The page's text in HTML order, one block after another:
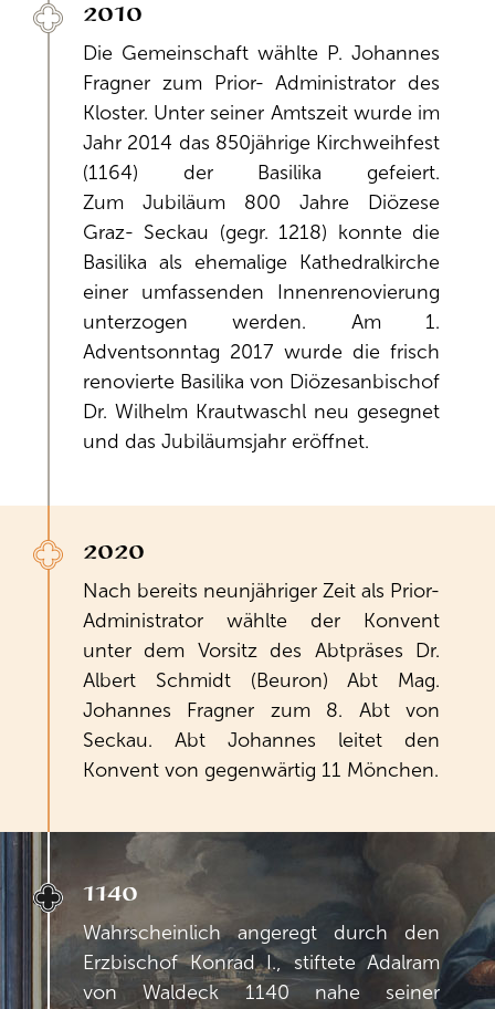
2010
Die Gemeinschaft wählte P. Johannes
Fragner zum Prior- Administrator des
Kloster. Unter seiner Amtszeit wurde im
Jahr 2014 das 850jährige Kirchweihfest
(1164) der Basilika gefeiert.
Zum Jubiläum 800 Jahre Diözese
Graz- Seckau (gegr. 1218) konnte die
Basilika als ehemalige Kathedralkirche
einer umfassenden Innenrenovierung
unterzogen werden. Am 1.
Adventsonntag 2017 wurde die frisch
renovierte Basilika von Diözesanbischof
Dr. Wilhelm Krautwaschl neu gesegnet
und das Jubiläumsjahr eröffnet.
2020
Nach bereits neunjähriger Zeit als Prior-
Administrator wählte der Konvent
unter dem Vorsitz des Abtpräses Dr.
Albert Schmidt (Beuron) Abt Mag.
Johannes Fragner zum 8. Abt von
Seckau. Abt Johannes leitet den
Konvent von gegenwärtig 11 Mönchen.
1140
Wahrscheinlich angeregt durch den
Erzbischof Konrad I., stiftete Adalram
von Waldeck 1140 nahe seiner